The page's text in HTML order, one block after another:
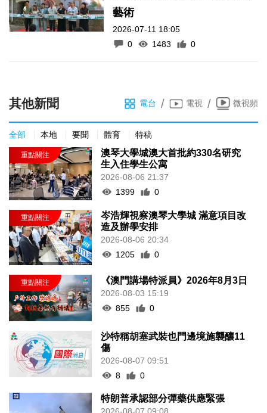
藝術
2026-07-11 18:05
0
1483 0
其他新聞 電台 / 電視 / 微視頻
全部 本地 要聞 體育 特稿
澳琴大學城澳大首批約330名研究
生入住學生公寓
2026-08-06 21:37
1399
0
岑浩輝視察澳琴大學城 滿意項目改
造及辦學安排
2026-08-06 20:34
1205
0
《澳門講場特派員》2026年8月3日
2026-08-03 15:19
855
0
沙特稱胡塞武裝也門邊境施襲釀11
傷
2026-08-07 09:51
8
0
特朗普承認部分彈藥供應緊張